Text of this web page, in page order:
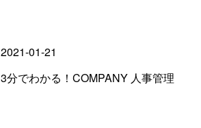
2021-01-21
3分でわかる！COMPANY 人事管理